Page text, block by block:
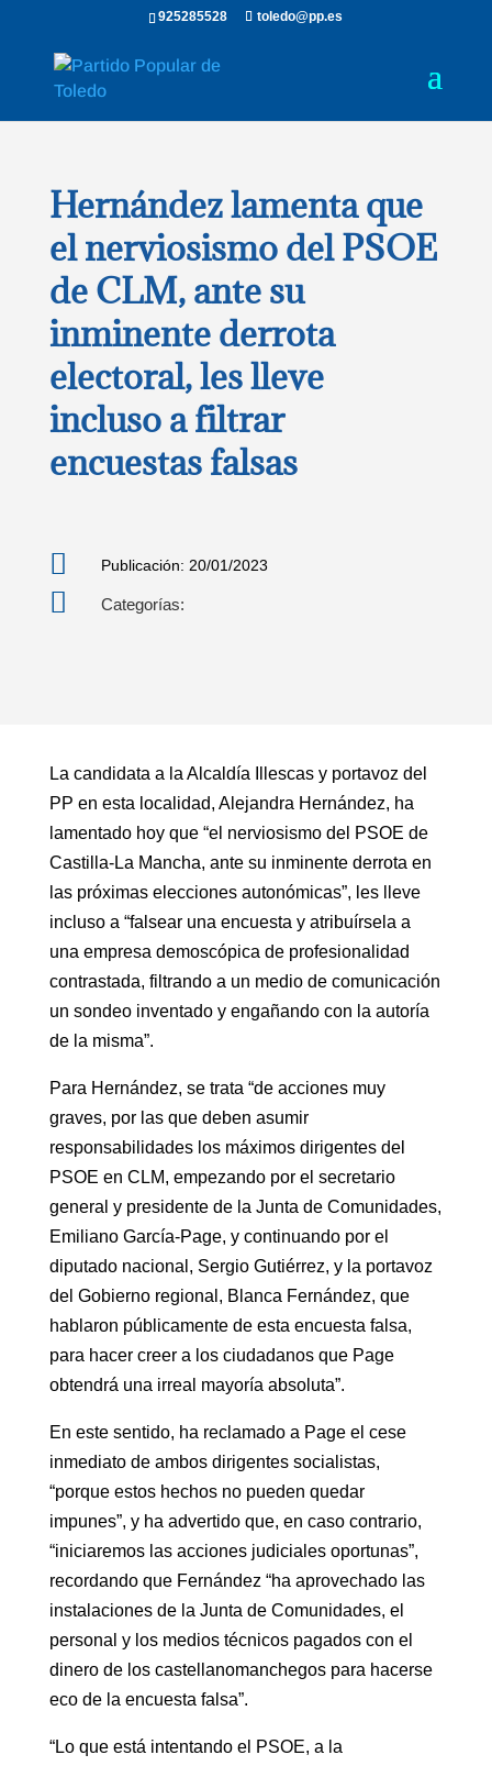
925285528 toledo@pp.es
Hernández lamenta que
el nerviosismo del PSOE
de CLM, ante su
inminente derrota
electoral, les lleve
incluso a filtrar
encuestas falsas
 Publicación: 20/01/2023
 Categorías:
La candidata a la Alcaldía Illescas y portavoz del
PP en esta localidad, Alejandra Hernández, ha
lamentado hoy que “el nerviosismo del PSOE de
Castilla-La Mancha, ante su inminente derrota en
las próximas elecciones autonómicas”, les lleve
incluso a “falsear una encuesta y atribuírsela a
una empresa demoscópica de profesionalidad
contrastada, filtrando a un medio de comunicación
un sondeo inventado y engañando con la autoría
de la misma”.
Para Hernández, se trata “de acciones muy
graves, por las que deben asumir
responsabilidades los máximos dirigentes del
PSOE en CLM, empezando por el secretario
general y presidente de la Junta de Comunidades,
Emiliano García-Page, y continuando por el
diputado nacional, Sergio Gutiérrez, y la portavoz
del Gobierno regional, Blanca Fernández, que
hablaron públicamente de esta encuesta falsa,
para hacer creer a los ciudadanos que Page
obtendrá una irreal mayoría absoluta”.
En este sentido, ha reclamado a Page el cese
inmediato de ambos dirigentes socialistas,
“porque estos hechos no pueden quedar
impunes”, y ha advertido que, en caso contrario,
“iniciaremos las acciones judiciales oportunas”,
recordando que Fernández “ha aprovechado las
instalaciones de la Junta de Comunidades, el
personal y los medios técnicos pagados con el
dinero de los castellanomanchegos para hacerse
eco de la encuesta falsa”.
“Lo que está intentando el PSOE, a la